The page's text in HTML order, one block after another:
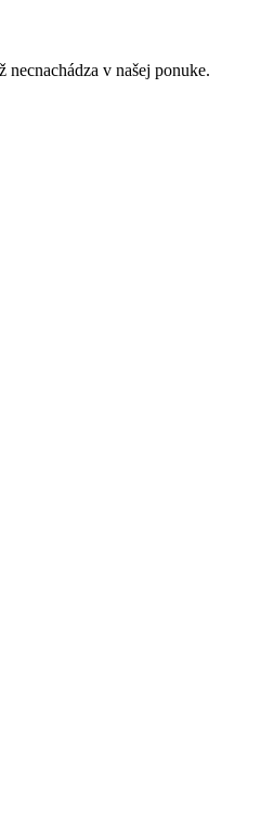
necnachádza v našej ponuke.